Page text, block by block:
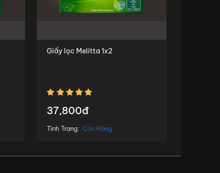
Giấy lọc Melitta 1x2
37,800đ
Tình Trạng: Còn Hàng